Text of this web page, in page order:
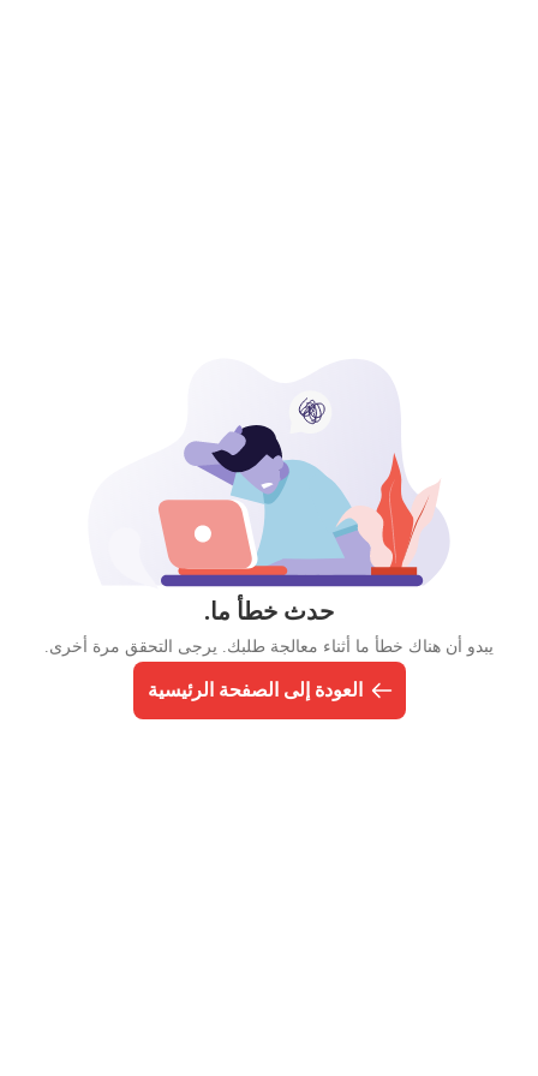
حدث خطأ ما.
يبدو أن هناك خطأ ما أثناء معالجة طلبك. يرجى التحقق مرة أخرى.
العودة إلى الصفحة الرئيسية